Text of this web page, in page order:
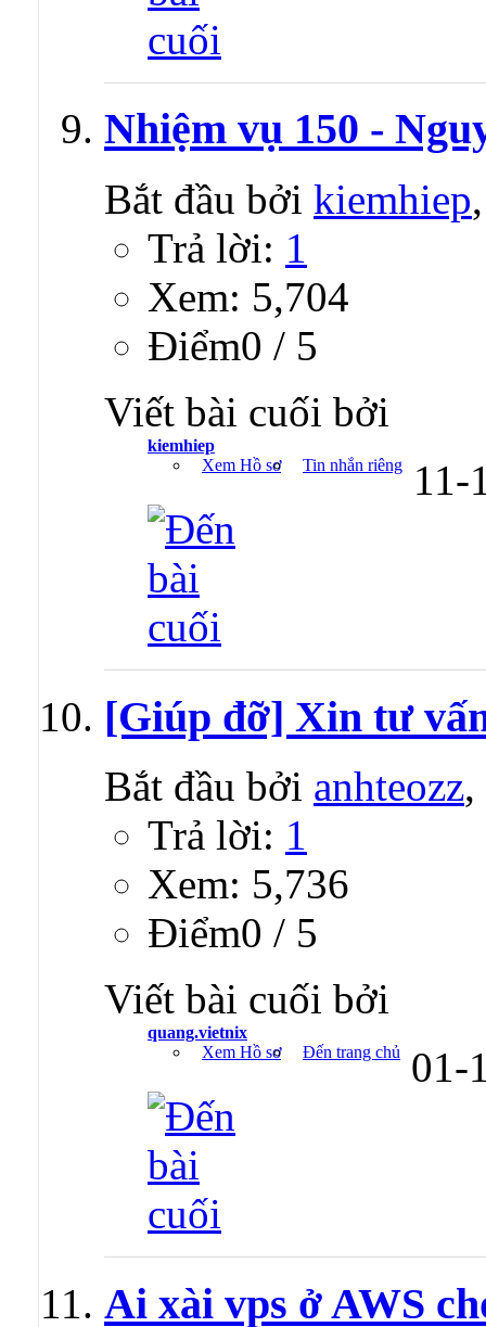
Nhiệm vụ 150 -
Bắt đầu bởi kiemhiep
Trả lời: 1
Xem: 5,704
Ðiểm0 / 5
Viết bài cuối bởi
kiemhiep
Xem Hồ sơ
Tin nhắn riêng 11-
[Giúp đỡ] Xin tư
Bắt đầu bởi anhteozz,
Trả lời: 1
Xem: 5,736
Ðiểm0 / 5
Viết bài cuối bởi
quang.vietnix
Xem Hồ sơ
Đến trang chủ 01-
Ai xài vps ở AWS